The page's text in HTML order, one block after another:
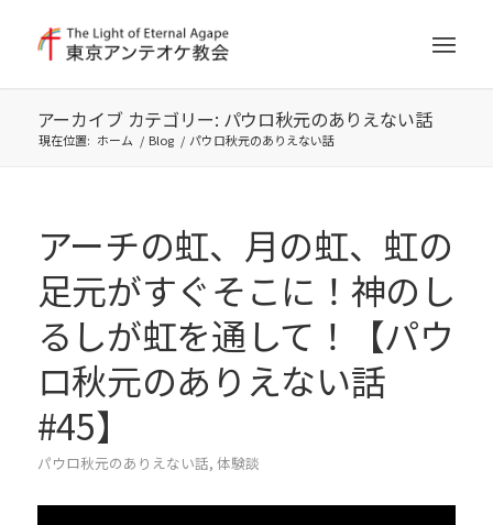
アーカイブ カテゴリー: パウロ秋元のありえない話
現在位置: ホーム / Blog / パウロ秋元のありえない話
アーチの虹、月の虹、虹の
足元がすぐそこに！神のし
るしが虹を通して！【パウ
ロ秋元のありえない話
#45】
パウロ秋元のありえない話, 体験談